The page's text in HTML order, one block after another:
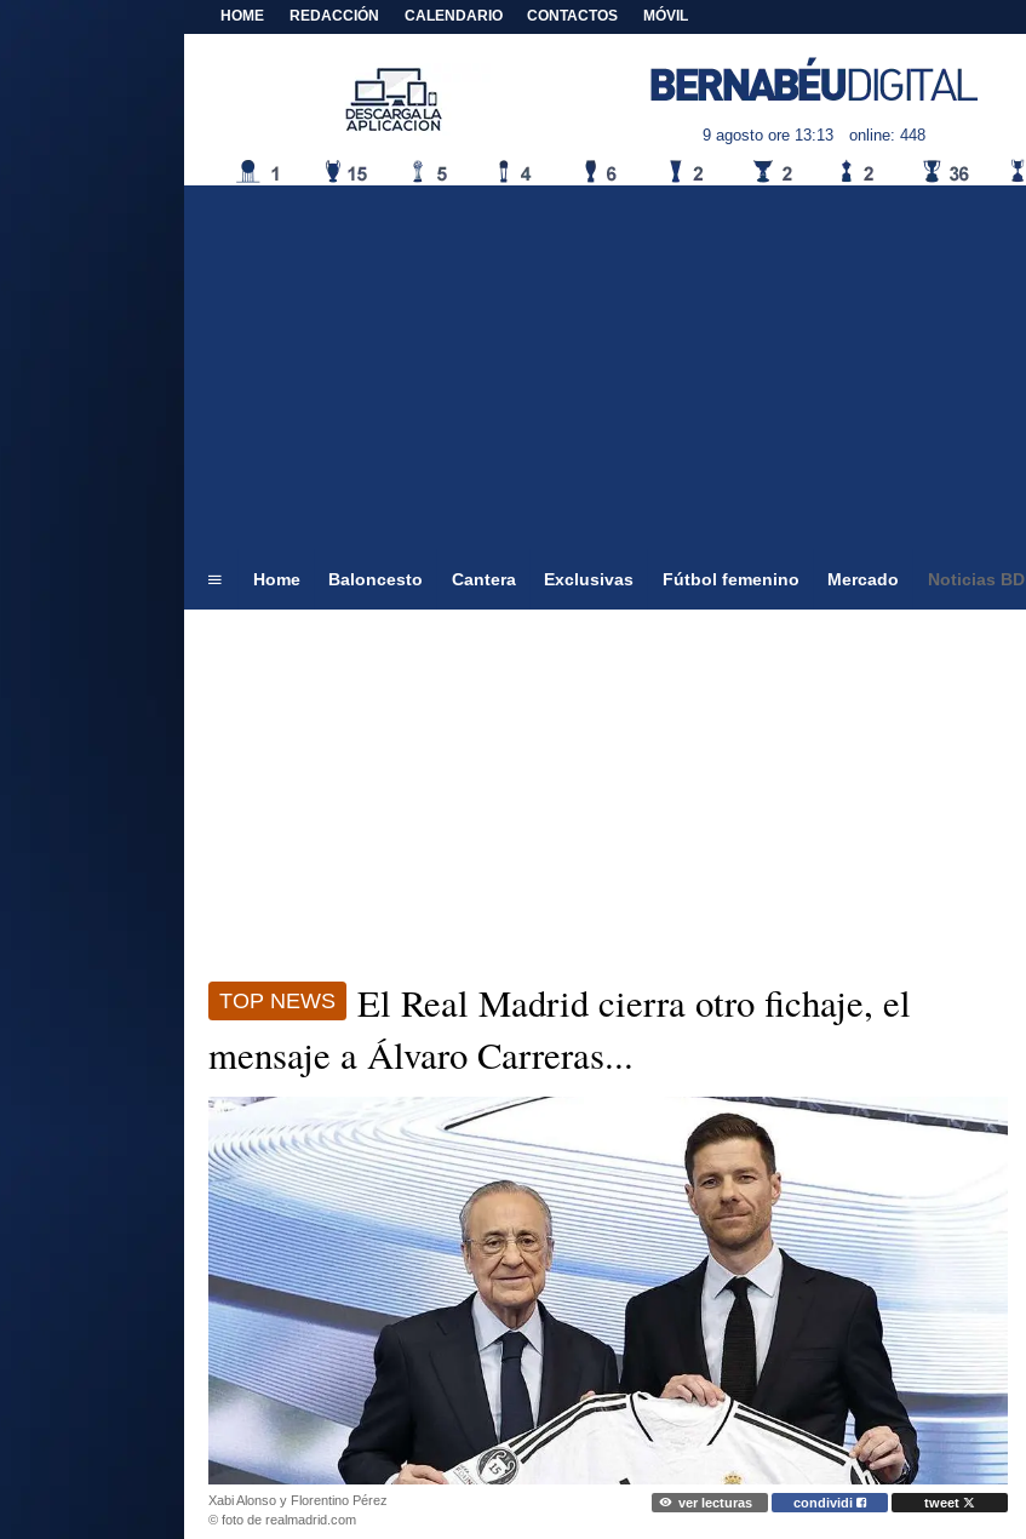
HOME REDACCIÓN CALENDARIO CONTACTOS MÓVIL
9 agosto ore 13:13 online: 448
Home Baloncesto Cantera Exclusivas Fútbol femenino Mercado Noticias BD
TOP NEWS
El Real Madrid cierra otro fichaje, el
mensaje a Álvaro Carreras...
Xabi Alonso y Florentino Pérez
© foto de realmadrid.com
ver lecturas condividi tweet